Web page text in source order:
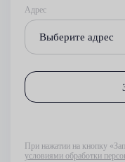
Адрес
Выберите адрес
При нажатии на кнопку
условиями обработки